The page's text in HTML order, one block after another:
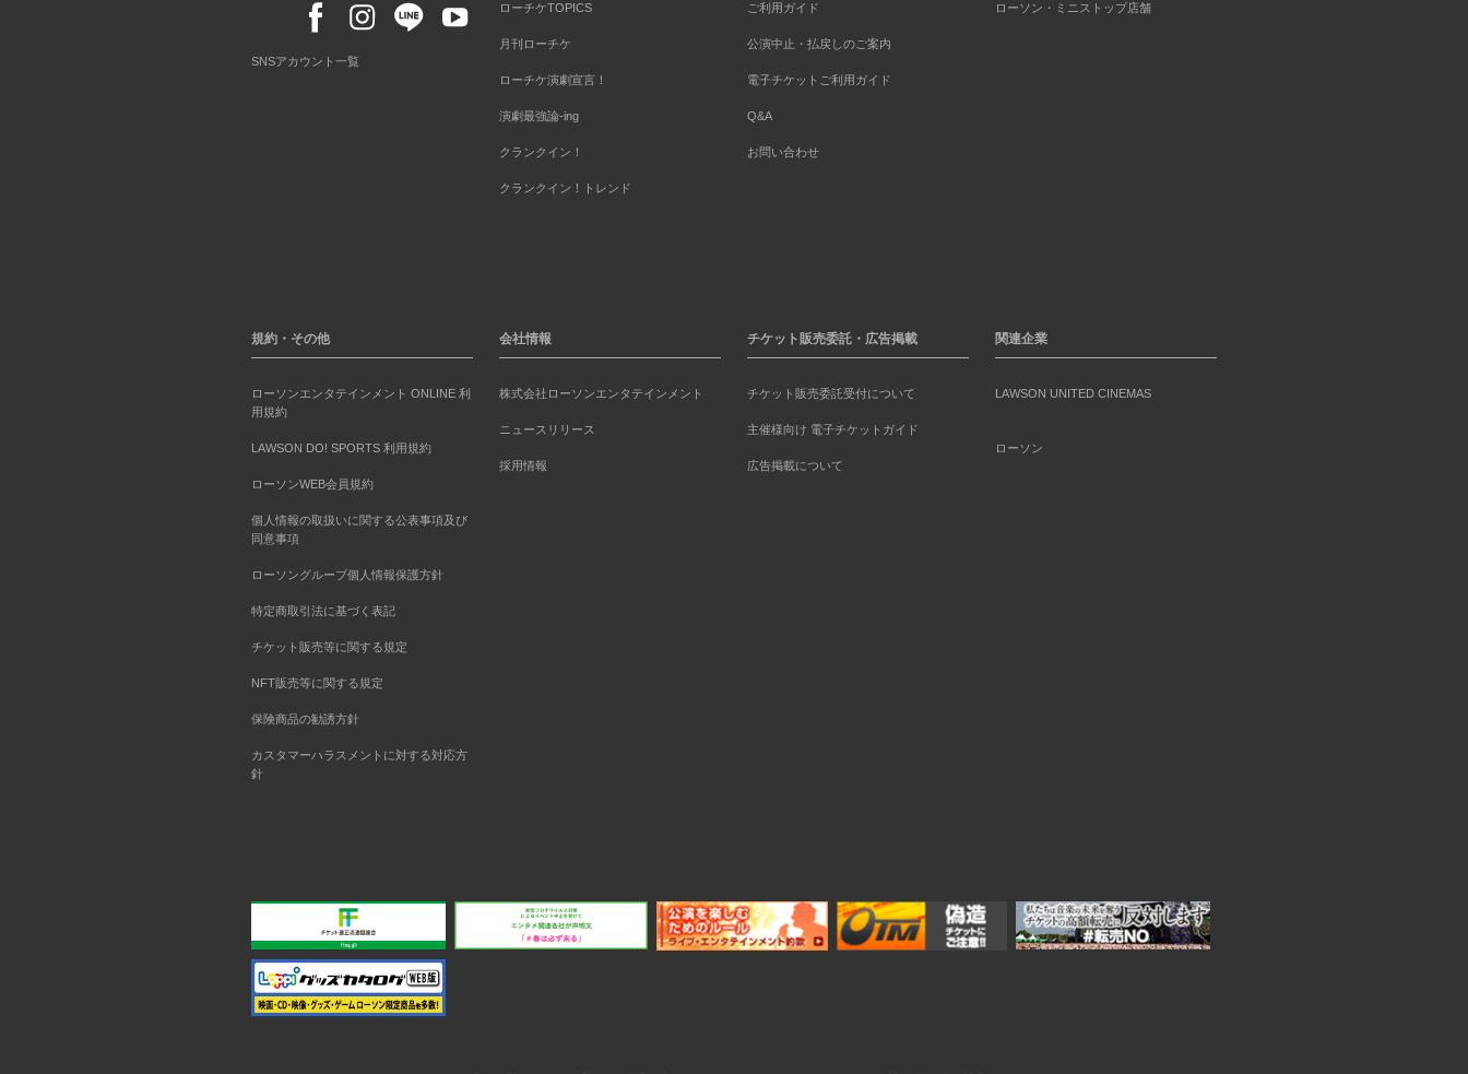
SNSアカウント一覧
ローチケTOPICS
月刊ローチケ
ローチケ演劇宣言！
演劇最強論-ing
クランクイン！
クランクイン！トレンド
ご利用ガイド
公演中止・払戻しのご案内
電子チケットご利用ガイド
Q&A
お問い合わせ
ローソン・ミニストップ店舗
規約・その他
ローソンエンタテインメント ONLINE 利
用規約
LAWSON DO! SPORTS 利用規約
ローソンWEB会員規約
個人情報の取扱いに関する公表事項及び
同意事項
ローソングループ個人情報保護方針
特定商取引法に基づく表記
チケット販売等に関する規定
NFT販売等に関する規定
保険商品の勧誘方針
カスタマーハラスメントに対する対応方
針
会社情報
株式会社ローソンエンタテインメント
ニュースリリース
採用情報
チケット販売委託・広告掲載
チケット販売委託受付について
主催様向け 電子チケットガイド
広告掲載について
関連企業
LAWSON UNITED CINEMAS
ローソン